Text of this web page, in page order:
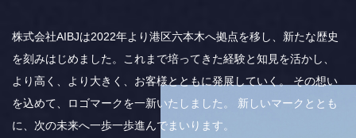
株式会社AIBJは2022年より港区六本木へ拠点を移し、新たな歴史
を刻みはじめました。これまで培ってきた経験と知見を活かし、
より高く、より大きく、お客様とともに発展していく。 その想い
を込めて、ロゴマークを一新いたしました。 新しいマークととも
に、次の未来へ一歩一歩進んでまいります。